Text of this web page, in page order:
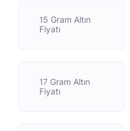
15 Gram Altın
Fiyatı
17 Gram Altın
Fiyatı